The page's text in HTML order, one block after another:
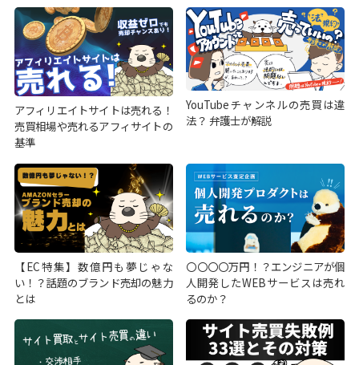
アフィリエイトサイトは売れる！
売買相場や売れるアフィサイトの
基準
YouTubeチャンネルの売買は違
法？ 弁護士が解説
【EC特集】数億円も夢じゃな
い！？話題のブランド売却の魅力
とは
〇〇〇〇万円！？エンジニアが個
人開発したWEBサービスは売れ
るのか？